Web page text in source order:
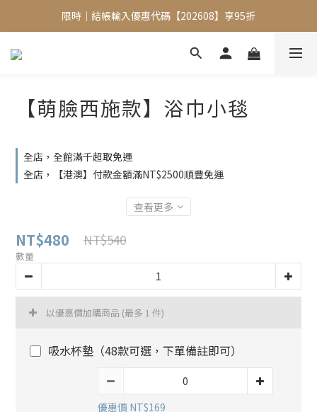
限時｜結帳輸入優惠代碼【202608】享95折
限時｜結帳輸入優惠代碼【202608】享95折
手機包加購【掛式零錢包】只要$1元
【萌臉西施款】浴巾小毯
全店，全館滿千超取免運
全店，【港澳】付款金額滿NT$2500順豐免運
查看更多
NT$480 NT$540
數量
以優惠價加購商品 (最多 1 件)
吸水杯墊（48款可選，下單備註即可）
優惠價 NT$169